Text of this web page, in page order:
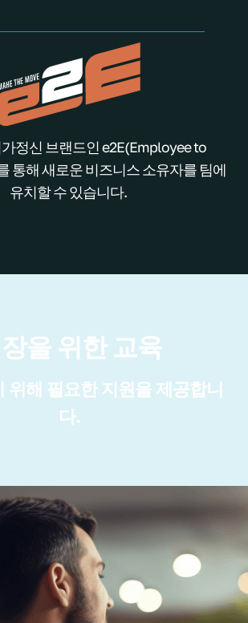
정신 브랜드인 e2E(Employee to
통해 새로운 비즈니스 소유자를 팀에
유치할 수 있습니다.
을 위한 교육
위해 필요한 지원을 제공합니
다.